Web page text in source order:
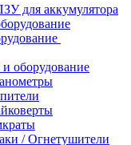
для аккумулятора
оборудование